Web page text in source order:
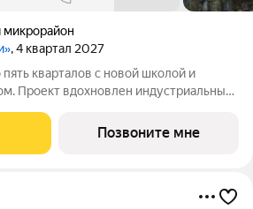
, 4 квартал 2027
Проект вдохновлен индустриальным
здесь живут и работают. Это
действия
Позвоните мне